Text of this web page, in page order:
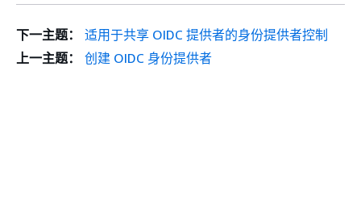
下一主题：
适用于共享 OIDC 提供者的身份提供者控制
上一主题：
创建 OIDC 身份提供者